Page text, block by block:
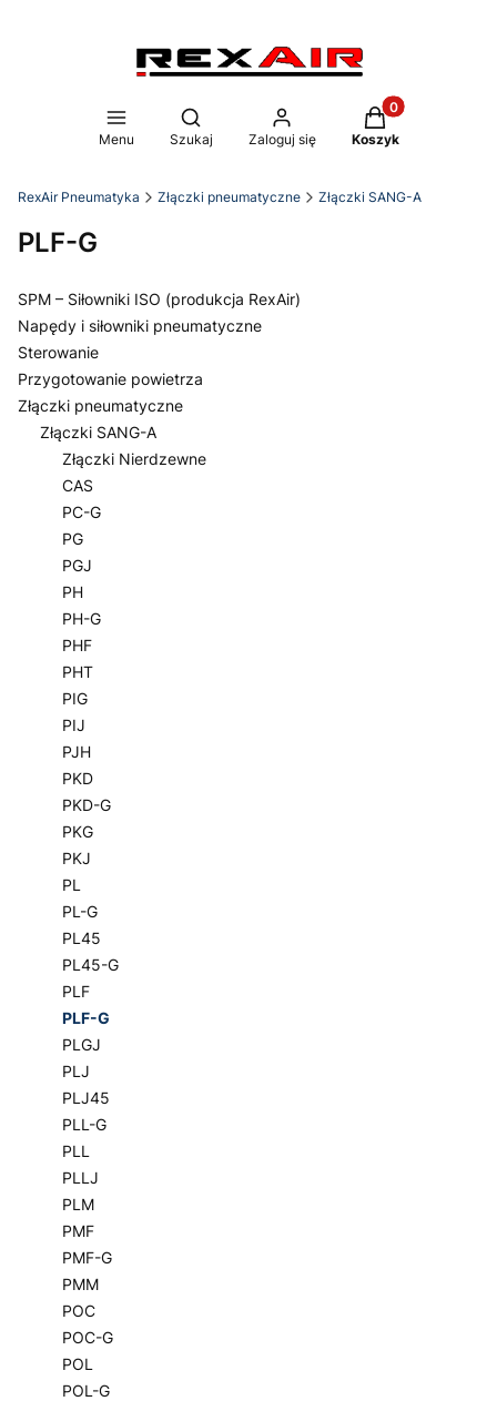
Menu
Otwórz wyszukiwarkę
Szukaj Zaloguj się
Produkty w
Koszyk
RexAir Pneumatyka Złączki pneumatyczne Złączki SANG-A
PLF-G
SPM – Siłowniki ISO (produkcja RexAir)
Napędy i siłowniki pneumatyczne
Sterowanie
Przygotowanie powietrza
Złączki pneumatyczne
Złączki SANG-A
Złączki Nierdzewne
CAS
PC-G
PG
PGJ
PH
PH-G
PHF
PHT
PIG
PIJ
PJH
PKD
PKD-G
PKG
PKJ
PL
PL-G
PL45
PL45-G
PLF
PLF-G
PLGJ
PLJ
PLJ45
PLL-G
PLL
PLLJ
PLM
PMF
PMF-G
PMM
POC
POC-G
POL
POL-G